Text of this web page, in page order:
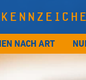
NACH ART